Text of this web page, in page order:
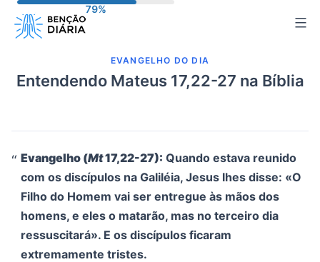
para
conteúdo
EVANGELHO DO DIA
Entendendo Mateus 17,22-27 na Bíblia
Evangelho (Mt17,22-27): Quando estava reunido
com os discípulos na Galiléia, Jesus lhes disse: «O
Filho do Homem vai ser entregue às mãos dos
homens, e eles o matarão, mas no terceiro dia
ressuscitará». E os discípulos ficaram
extremamente tristes.